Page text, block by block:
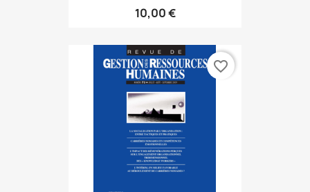
10,00 €
favorite_border